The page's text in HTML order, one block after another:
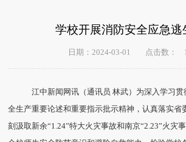
学校开展消防安全应急逃
日期：2024-03-01 点击数：
江中新闻网讯（通讯员 林武）为深入学习贯
全生产重要论述和重要指示批示精神，认真落实省
刻汲取新余“1.24”特大火灾事故和南京“2.23”火灾